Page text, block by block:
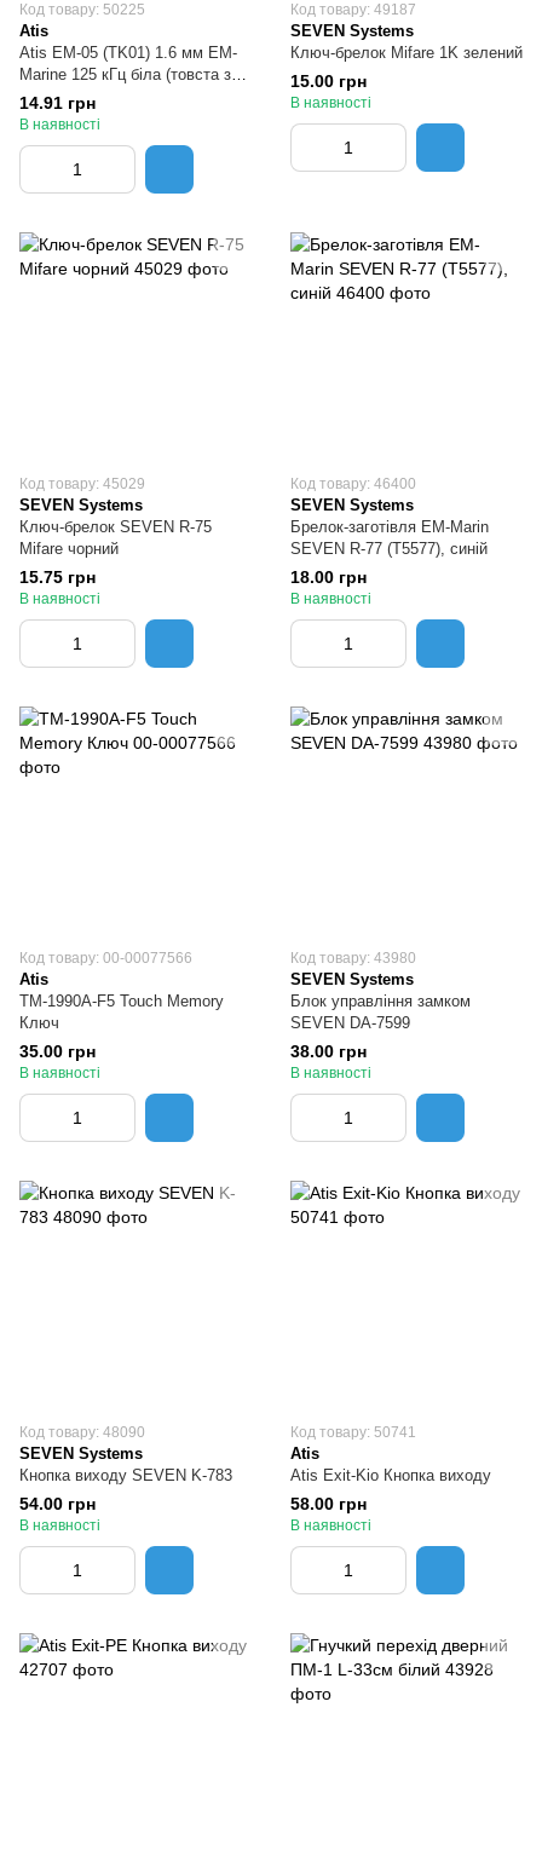
Код товару: 50225
Atis
Atis EM-05 (TK01) 1.6 мм EM-
Marine 125 кГц біла (товста з
прорізом) карта
14.91 грн
В наявності
Код товару: 49187
SEVEN Systems
Ключ-брелок Mifare 1K зелений
15.00 грн
В наявності
Код товару: 45029
SEVEN Systems
Ключ-брелок SEVEN R-75
Mifare чорний
15.75 грн
В наявності
Код товару: 46400
SEVEN Systems
Брелок-заготівля EM-Marin
SEVEN R-77 (Т5577), синій
18.00 грн
В наявності
Код товару: 00-00077566
Atis
TM-1990A-F5 Touch Memory
Ключ
35.00 грн
В наявності
Код товару: 43980
SEVEN Systems
Блок управління замком
SEVEN DA-7599
38.00 грн
В наявності
Код товару: 48090
SEVEN Systems
Кнопка виходу SEVEN K-783
54.00 грн
В наявності
Код товару: 50741
Atis
Atis Exit-Kio Кнопка виходу
58.00 грн
В наявності